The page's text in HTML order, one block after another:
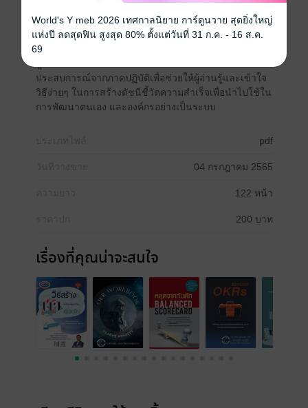
ดัชนีชี้วัดระดับบุคคล โดยพิจารณาจากหลักกระบวนการ
และหลักเหตุและผล ทั้ง “ปัจจัยป้อนเข้า” “กระบวนการ”
และ “ผลลัพธ์” รวมทั้ง “ปัจจัยวิกฤต” เป็นสำคัญ
ประสบการณ์จากภาคปฏิบัติเพื่อช่วยให้ผู้อ่านรู้และเข้าใจ
วิธีง่ายๆ ในการสร้างดัชนีชี้วัดความสำเร็จเพื่อนำไปใช้ใน
การพัฒนาตนเอง และองค์กรอย่างเป็นระบบ
pdf
04 กรกฎาคม 2565
122 หน้า
200 บาท
เรื่องที่คุณน่าจะสนใจ
World's Y meb 2026 เทศกาลนิยาย การ์ตูนวาย สุดยิ่งใหญ่
แห่งปี ลดสุดฟิน สูงสุด 80% ตั้งแต่วันที่ 31 ก.ค. - 16 ส.ค.
69